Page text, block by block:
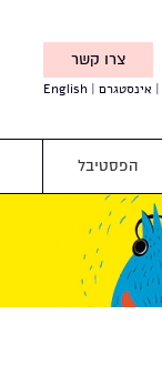
צרו קשר
אינסטגרם English
הפסטיבל